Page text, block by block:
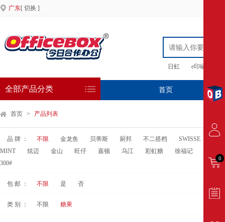
广东[ 切换 ]
日虹 e印硒鼓
全部产品分类 首页 专
首页 > 产品列表
品 牌 ： 不限 金龙鱼 贝蒂斯 厨邦 不二搭档 SWISSE
MINT
炫迈 金山 旺仔 嘉顿 乌江 彩虹糖 徐福记
300#
包 邮 ： 不限 是 否
类 别 ： 不限 糖果
0